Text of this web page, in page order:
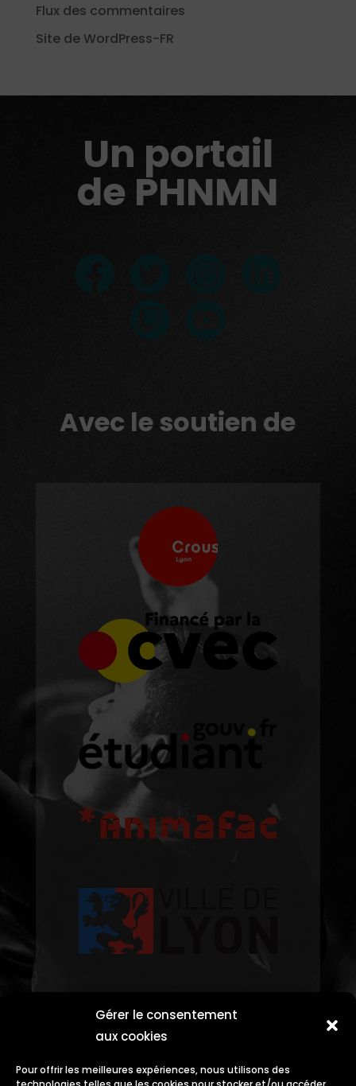
Gérer le consentement
aux cookies
Pour offrir les meilleures expériences, nous utilisons des
Flux des commentaires
Site de WordPress-FR
Un portail
de PHNMN
Avec le soutien de